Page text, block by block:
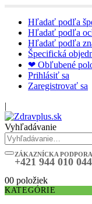
Hľadať podľa
Hľadať podľa
Hľadať podľa
Špecifická
❤ Obľubené
Prihlásiť sa
Zaregistrovať sa
|
Vyhľadávanie
ZÁKAZNÍCKA PODPORA
+421 944 010 044
00 položiek
KATEGÓRIE